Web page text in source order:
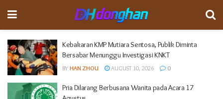
Kebakaran KMP Mutiara Sentosa, Publik Diminta
Bersabar Menunggu Investigasi KNKT
BY HAN ZHOU AUGUST 10, 2026 0
Pria Dilarang Berbusana Wanita pada Acara 17